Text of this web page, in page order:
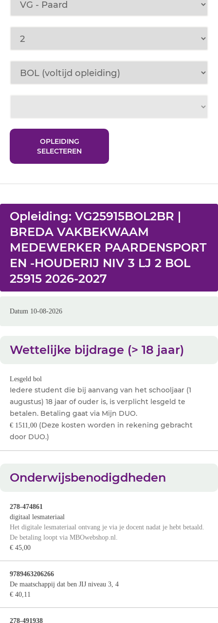
Opleiding: VG25915BOL2BR |
BREDA VAKBEKWAAM
MEDEWERKER PAARDENSPORT
EN -HOUDERIJ NIV 3 LJ 2 BOL
25915 2026-2027
Datum 10-08-2026
Wettelijke bijdrage (> 18 jaar)
Lesgeld bol
Iedere student die bij aanvang van het schooljaar (1
augustus) 18 jaar of ouder is, is verplicht lesgeld te
betalen. Betaling gaat via Mijn DUO.
€ 1511,00 (Deze kosten worden in rekening gebracht
door DUO.)
Onderwijsbenodigdheden
278-474861
digitaal lesmateriaal
Het digitale lesmateriaal ontvang je via je docent nadat je hebt betaald.
De betaling loopt via MBOwebshop.nl.
€ 45,00
9789463206266
De maatschappij dat ben JIJ niveau 3, 4
€ 40,11
278-491938